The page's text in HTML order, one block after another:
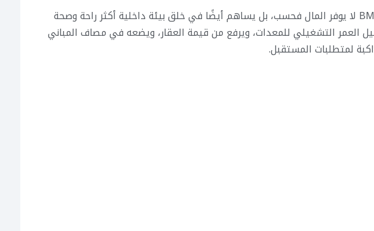
في النهاية، نظام BMS لا يوفر المال فحسب، بل يساهم أيضًا في خلق بيئة داخلية أكثر راحة وصحة
العمر التشغيلي للمعدات، ويرفع من قيمة العقار، ويضعه في مصاف المباني
لمتطلبات المستقبل.